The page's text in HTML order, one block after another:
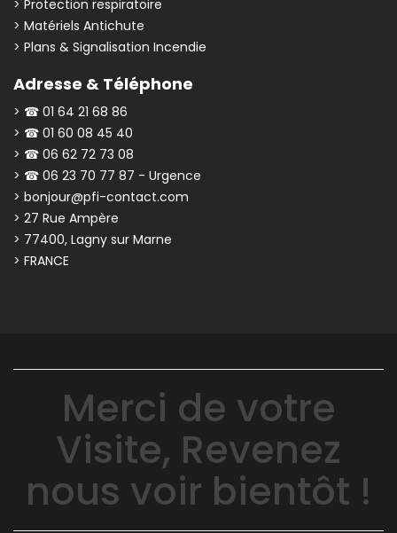
> Protection respiratoire
> Matériels Antichute
> Plans & Signalisation Incendie
Adresse & Téléphone
> ☎ 01 64 21 68 86
> ☎ 01 60 08 45 40
> ☎ 06 62 72 73 08
> ☎ 06 23 70 77 87 - Urgence
> bonjour@pfi-contact.com
> 27 Rue Ampère
> 77400, Lagny sur Marne
> FRANCE
Merci de votre
Visite, Revenez
nous voir bientôt !